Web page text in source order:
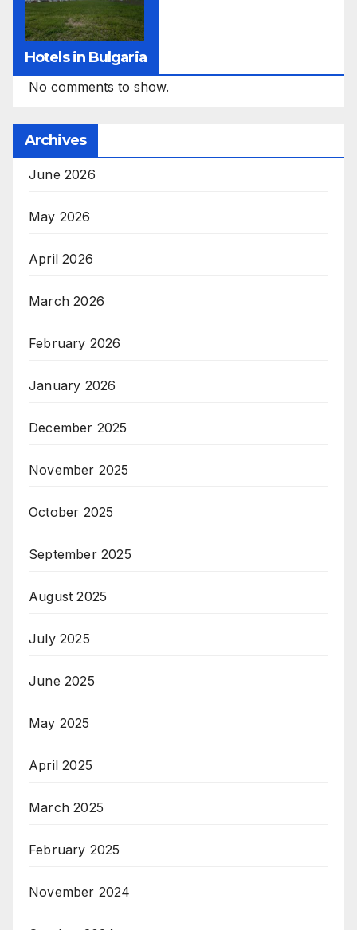
Hotels in Bulgaria
No comments to show.
Archives
June 2026
May 2026
April 2026
March 2026
February 2026
January 2026
December 2025
November 2025
October 2025
September 2025
August 2025
July 2025
June 2025
May 2025
April 2025
March 2025
February 2025
November 2024